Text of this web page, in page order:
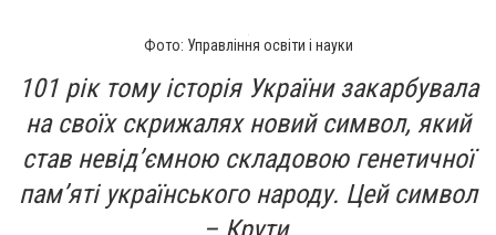
Фото: Управління освіти і науки
101 рік тому історія України закарбувала
на своїх скрижалях новий символ, який
став невід’ємною складовою генетичної
пам’яті українського народу. Цей символ